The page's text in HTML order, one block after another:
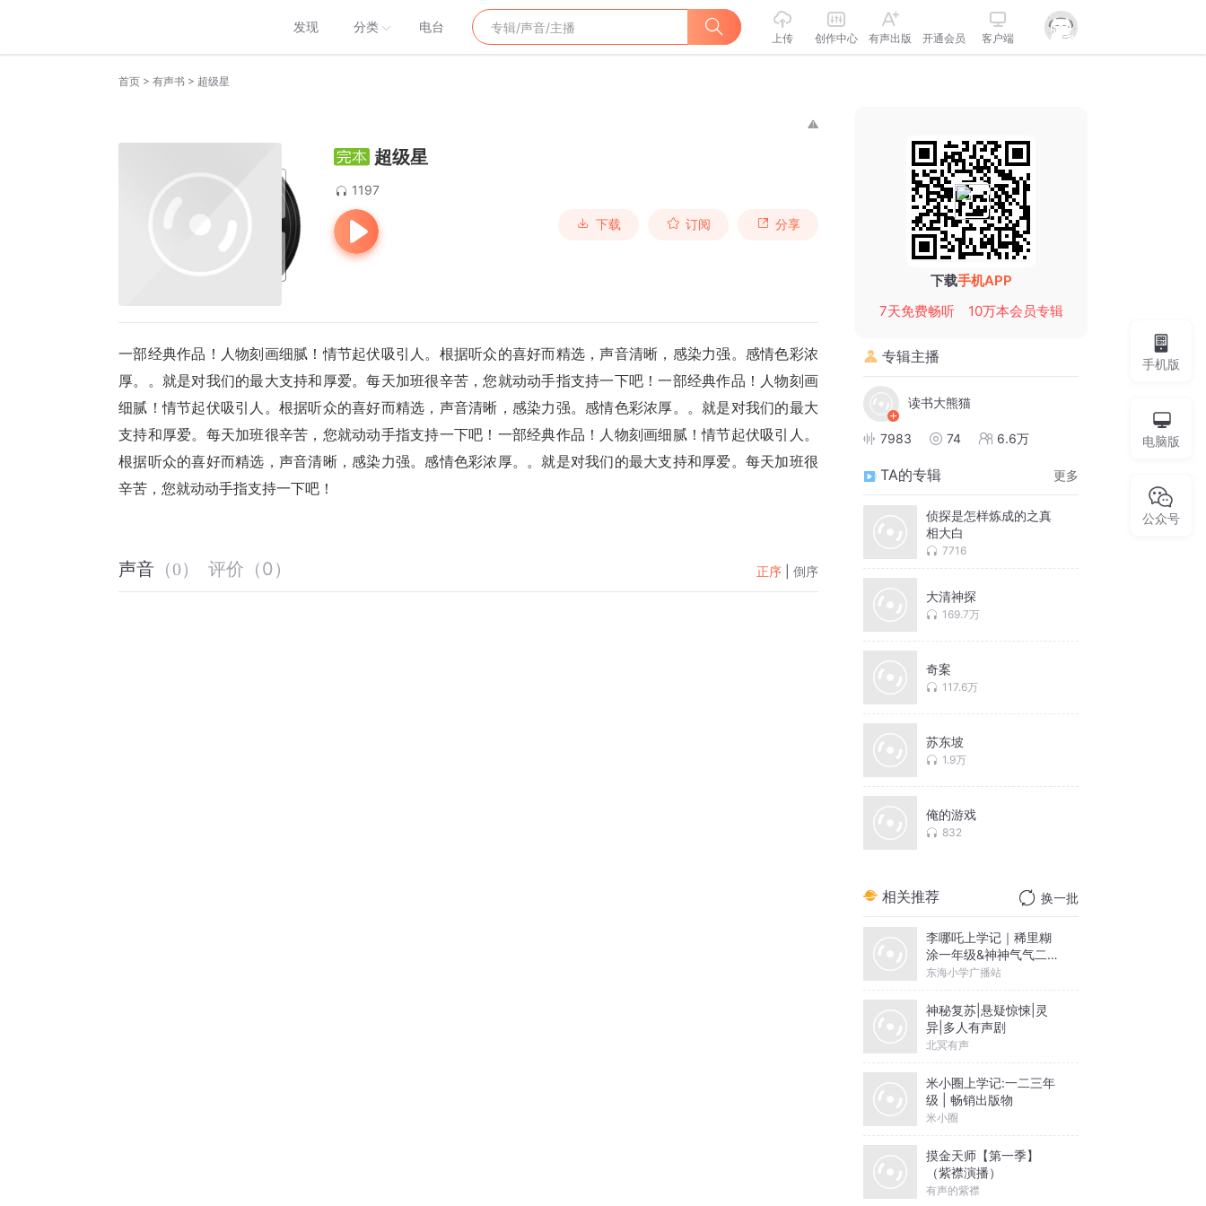
发现 分类 电台
上传 创作中心 有声出版 开通会员 客户端
首页 > 有声书 > 超级星
超级星
1197
下载 订阅 分享
一部经典作品！人物刻画细腻！情节起伏吸引人。根据听众的喜好而精选，声音清晰，感染力强。感情色彩浓
厚。。就是对我们的最大支持和厚爱。每天加班很辛苦，您就动动手指支持一下吧！一部经典作品！人物刻画
细腻！情节起伏吸引人。根据听众的喜好而精选，声音清晰，感染力强。感情色彩浓厚。。就是对我们的最大
支持和厚爱。每天加班很辛苦，您就动动手指支持一下吧！一部经典作品！人物刻画细腻！情节起伏吸引人。
根据听众的喜好而精选，声音清晰，感染力强。感情色彩浓厚。。就是对我们的最大支持和厚爱。每天加班很
辛苦，您就动动手指支持一下吧！
声音 （0） 评价 （0 ） 正序 倒序
下载手机APP
7天免费畅听
10万本会员专辑
专辑主播
读书大熊猫
7983 74 6.6万
TA的专辑 更多
侦探是怎样炼成的之真
相大白
7716
大清神探
169.7万
奇案
117.6万
苏东坡
1.9万
俺的游戏
832
相关推荐 换一批
李哪吒上学记｜稀里糊
涂一年级&神神气气二年
级
东海小学广播站
神秘复苏|悬疑惊悚|灵
异|多人有声剧
北冥有声
米小圈上学记:一二三年
级 | 畅销出版物
米小圈
摸金天师【第一季】
（紫襟演播）
有声的紫襟
手机版
电脑版
公众号